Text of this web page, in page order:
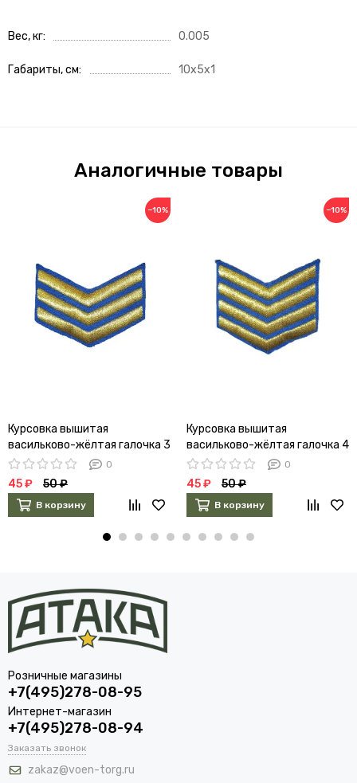
Вес, кг 0.005
Габариты, см 10x5x1
Аналогичные товары
−10%
Курсовка вышитая
васильково-жёлтая галочка 3
курс
0
45 ₽ 50 ₽
В корзину
−10%
Курсовка вышитая
васильково-жёлтая галочка 4
курс
0
45 ₽ 50 ₽
В корзину
Розничные магазины
+7(495)278-08-95
Интернет-магазин
+7(495)278-08-94
Заказать звонок
zakaz@voen-torg.ru